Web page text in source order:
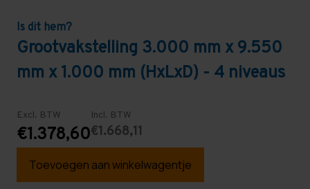
Is dit hem?
Grootvakstelling 3.000 mm x 9.550
mm x 1.000 mm (HxLxD) - 4 niveaus
Excl. BTW
€1.378,60
Incl. BTW
€1.668,11
Toevoegen aan winkelwagentje